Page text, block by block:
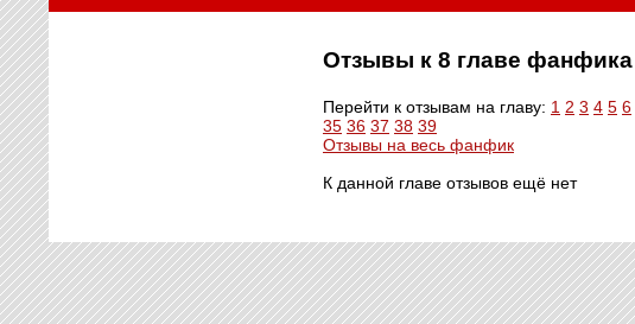
Отзывы к 8 главе фанфика
Перейти к отзывам на главу: 1 2 3 4 5 6
35 36 37 38 39
Отзывы на весь фанфик
К данной главе отзывов ещё нет